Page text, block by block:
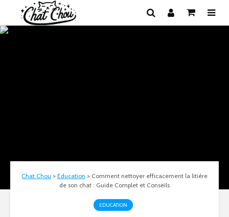
Chat Chou > Education > Comment nettoyer efficacement la litière
de son chat : Guide Complet et Conseils
EDUCATION